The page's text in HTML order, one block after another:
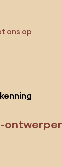
ons op
ontwerper